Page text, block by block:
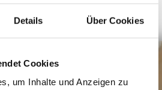
Details Über Cookies
Cookies
um Inhalte und Anzeigen zu